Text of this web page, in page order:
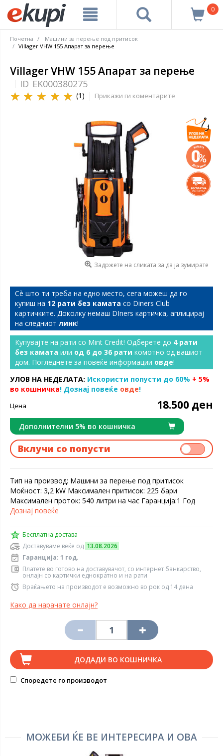
0
Почетна
Машини за перење под притисок
Villager VHW 155 Апарат за перење
Villager VHW 155 Апарат за перење
ID EK000380275
(1) Прикажи ги коментарите
Задржете на сликата за да ја зумирате
Сѐ што ти треба на едно место, сега можеш да го
купиш на 12 рати без камата со Diners Club
картичките. Доколку немаш DIners картичка, аплицирај
на следниот линк!
Купувајте на рати со Mint Credit! Одберете до 4 рати
без камата или од 6 до 36 рати комотно од вашиот
дом. Погледнете за повеќе информации овде!
УЛОВ НА НЕДЕЛАТА: Искористи попусти до 60% + 5%
во кошничка! Дознај повеќе овде!
Цена 18.500 ден
Дополнителни 5% во кошничка
Вклучи со попусти
Тип на производ: Машини за перење под притисок
Моќност: 3,2 kW Максимален притисок: 225 бари
Максимален проток: 540 литри на час Гаранција:1 Год
Дознај повеќе
Бесплатна достава
Доставуваме веќе од 13.08.2026
Гаранција: 1 год.
Платете во готово на доставувачот, со интернет банкарство,
онлајн со картички еднократно и на рати
Враќањето на производот е возможно во рок од 14 дена
Како да нарачате онлајн?
ДОДАДИ ВО КОШНИЧКА
Споредете го производот
МОЖЕБИ ЌЕ ВЕ ИНТЕРЕСИРА И ОВА